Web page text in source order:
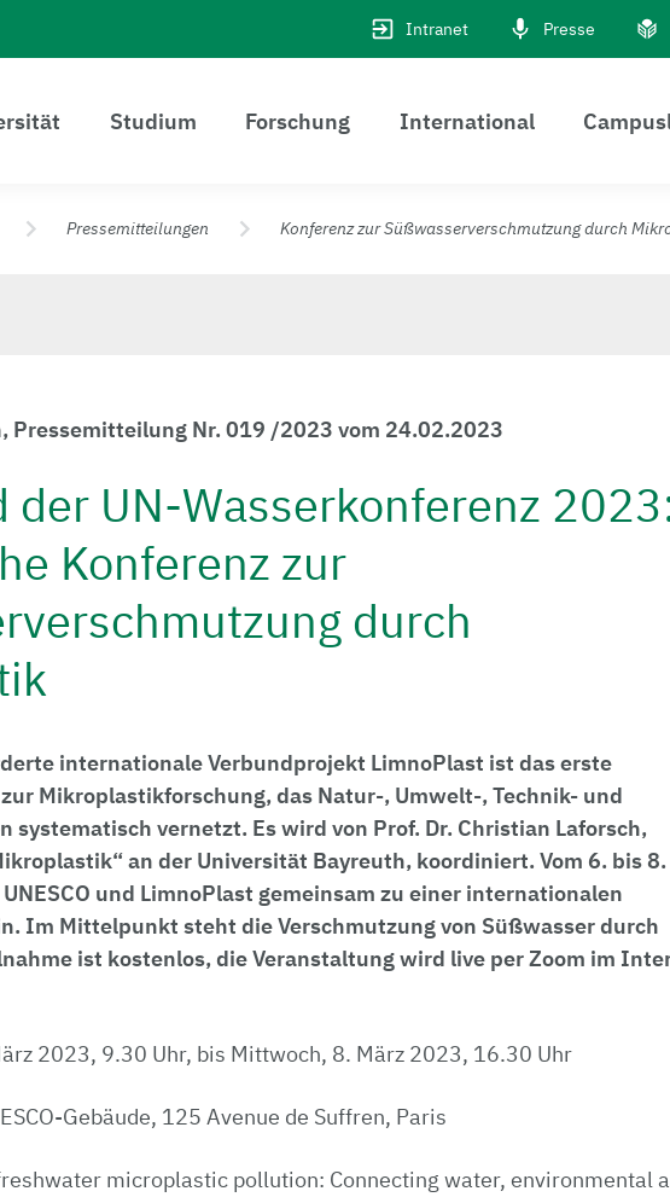
Intranet Presse
Studium Forschung International
Pressemitteilungen Konferenz zur Süßwasserverschmutzung durch
Pressemitteilung Nr. 019 /2023 vom 24.02.2023
der UN-Wasserkonferenz
Konferenz zur
durch
internationale Verbundprojekt LimnoPlast ist das erste
Mikroplastikforschung, das Natur-, Umwelt-, Technik- und
systematisch vernetzt. Es wird von Prof. Dr. Christian Laforsch,
an der Universität Bayreuth, koordiniert. Vom 6. bis 8.
und LimnoPlast gemeinsam zu einer internationalen
Im Mittelpunkt steht die Verschmutzung von Süßwasser durch
ist kostenlos, die Veranstaltung wird live per Zoom im
2023, 9.30 Uhr, bis Mittwoch, 8. März 2023, 16.30 Uhr
Gebäude, 125 Avenue de Suffren, Paris
microplastic pollution: Connecting water, environmental